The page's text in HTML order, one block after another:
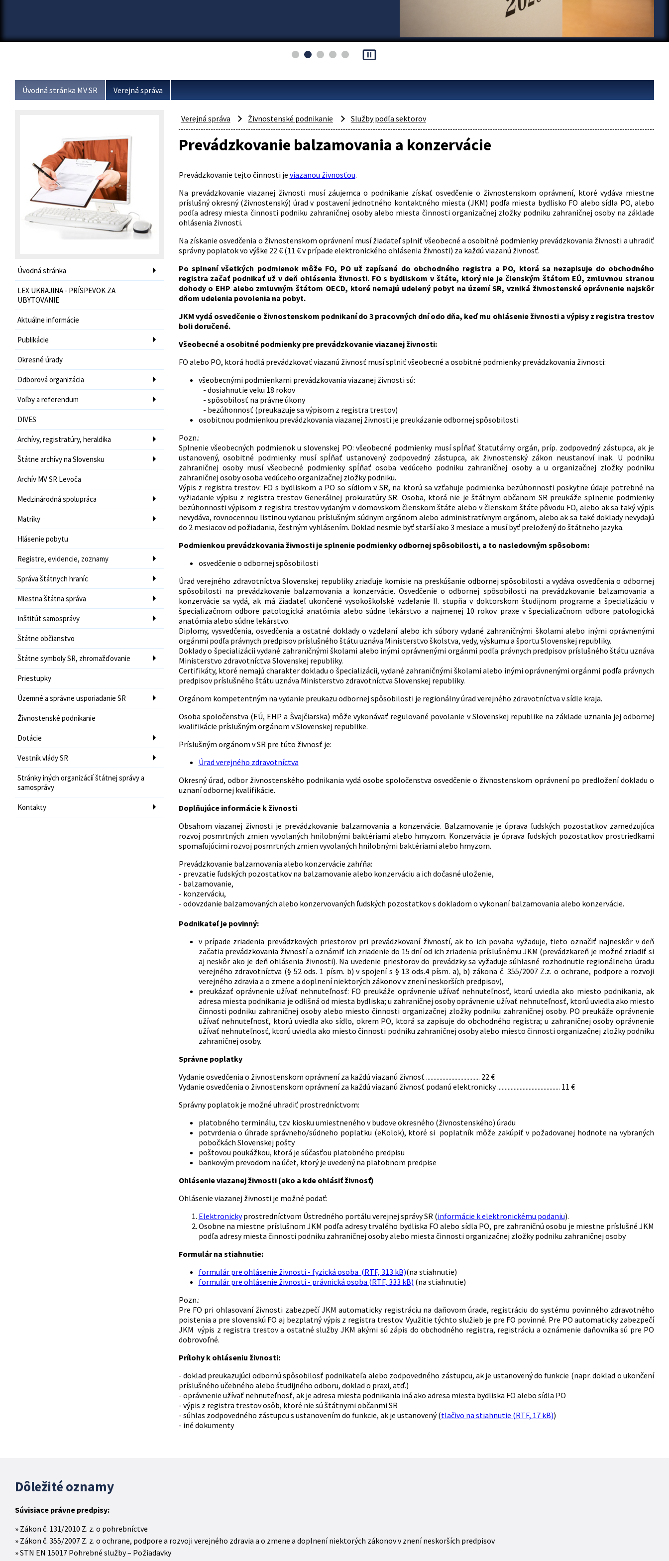
pause_presentation
Úvodná stránka MV SR Verejná správa
Úvodná stránka
LEX UKRAJINA - PRÍSPEVOK ZA
UBYTOVANIE
Aktuálne informácie
Publikácie
Okresné úrady
Odborová organizácia
Voľby a referendum
DIVES
Archívy, registratúry, heraldika
Štátne archívy na Slovensku
Archív MV SR Levoča
Medzinárodná spolupráca
Matriky
Hlásenie pobytu
Registre, evidencie, zoznamy
Správa štátnych hraníc
Miestna štátna správa
Inštitút samosprávy
Štátne občianstvo
Štátne symboly SR, zhromažďovanie
Priestupky
Územné a správne usporiadanie SR
Živnostenské podnikanie
Dotácie
Vestník vlády SR
Stránky iných organizácií štátnej správy a
samosprávy
Kontakty
Verejná správa Živnostenské podnikanie Služby podľa sektorov
Prevádzkovanie balzamovania a konzervácie
Prevádzkovanie tejto činnosti je viazanou živnosťou.
Na prevádzkovanie viazanej živnosti musí záujemca o podnikanie získať osvedčenie o živnostenskom oprávnení, ktoré vydáva miestne
príslušný okresný (živnostenský) úrad v postavení jednotného kontaktného miesta (JKM) podľa miesta bydlisko FO alebo sídla PO, alebo
podľa adresy miesta činnosti podniku zahraničnej osoby alebo miesta činnosti organizačnej zložky podniku zahraničnej osoby na základe
ohlásenia živnosti.
Na získanie osvedčenia o živnostenskom oprávnení musí žiadateľ splniť všeobecné a osobitné podmienky prevádzkovania živnosti a uhradiť
správny poplatok vo výške 22 € (11 € v prípade elektronického ohlásenia živnosti) za každú viazanú živnosť.
Po splnení všetkých podmienok môže FO, PO už zapísaná do obchodného registra a PO, ktorá sa nezapisuje do obchodného
registra začať podnikať už v deň ohlásenia živnosti. FO s bydliskom v štáte, ktorý nie je členským štátom EÚ, zmluvnou stranou
dohody o EHP alebo zmluvným štátom OECD, ktoré nemajú udelený pobyt na území SR, vzniká živnostenské oprávnenie najskôr
dňom udelenia povolenia na pobyt.
JKM vydá osvedčenie o živnostenskom podnikaní do 3 pracovných dní odo dňa, keď mu ohlásenie živnosti a výpisy z registra trestov
boli doručené.
Všeobecné a osobitné podmienky pre prevádzkovanie viazanej živnosti:
FO alebo PO, ktorá hodlá prevádzkovať viazanú živnosť musí splniť všeobecné a osobitné podmienky prevádzkovania živnosti:
všeobecnými podmienkami prevádzkovania viazanej živnosti sú:
- dosiahnutie veku 18 rokov
- spôsobilosť na právne úkony
- bezúhonnosť (preukazuje sa výpisom z registra trestov)
osobitnou podmienkou prevádzkovania viazanej živnosti je preukázanie odbornej spôsobilosti
Pozn.:
Splnenie všeobecných podmienok u slovenskej PO: všeobecné podmienky musí spĺňať štatutárny orgán, príp. zodpovedný zástupca, ak je
ustanovený, osobitné podmienky musí spĺňať ustanovený zodpovedný zástupca, ak živnostenský zákon neustanoví inak. U podniku
zahraničnej osoby musí všeobecné podmienky spĺňať osoba vedúceho podniku zahraničnej osoby a u organizačnej zložky podniku
zahraničnej osoby osoba vedúceho organizačnej zložky podniku.
Výpis z registra trestov: FO s bydliskom a PO so sídlom v SR, na ktorú sa vzťahuje podmienka bezúhonnosti poskytne údaje potrebné na
vyžiadanie výpisu z registra trestov Generálnej prokuratúry SR. Osoba, ktorá nie je štátnym občanom SR preukáže splnenie podmienky
bezúhonnosti výpisom z registra trestov vydaným v domovskom členskom štáte alebo v členskom štáte pôvodu FO, alebo ak sa taký výpis
nevydáva, rovnocennou listinou vydanou príslušným súdnym orgánom alebo administratívnym orgánom, alebo ak sa také doklady nevydajú
do 2 mesiacov od požiadania, čestným vyhlásením. Doklad nesmie byť starší ako 3 mesiace a musí byť preložený do štátneho jazyka.
Podmienkou prevádzkovania živnosti je splnenie podmienky odbornej spôsobilosti, a to nasledovným spôsobom:
osvedčenie o odbornej spôsobilosti
Úrad verejného zdravotníctva Slovenskej republiky zriaďuje komisie na preskúšanie odbornej spôsobilosti a vydáva osvedčenia o odbornej
spôsobilosti na prevádzkovanie balzamovania a konzervácie. Osvedčenie o odbornej spôsobilosti na prevádzkovanie balzamovania a
konzervácie sa vydá, ak má žiadateľ ukončené vysokoškolské vzdelanie II. stupňa v doktorskom študijnom programe a špecializáciu v
špecializačnom odbore patologická anatómia alebo súdne lekárstvo a najmenej 10 rokov praxe v špecializačnom odbore patologická
anatómia alebo súdne lekárstvo.
Diplomy, vysvedčenia, osvedčenia a ostatné doklady o vzdelaní alebo ich súbory vydané zahraničnými školami alebo inými oprávnenými
orgánmi podľa právnych predpisov príslušného štátu uznáva Ministerstvo školstva, vedy, výskumu a športu Slovenskej republiky.
Doklady o špecializácii vydané zahraničnými školami alebo inými oprávnenými orgánmi podľa právnych predpisov príslušného štátu uznáva
Ministerstvo zdravotníctva Slovenskej republiky.
Certifikáty, ktoré nemajú charakter dokladu o špecializácii, vydané zahraničnými školami alebo inými oprávnenými orgánmi podľa právnych
predpisov príslušného štátu uznáva Ministerstvo zdravotníctva Slovenskej republiky.
Orgánom kompetentným na vydanie preukazu odbornej spôsobilosti je regionálny úrad verejného zdravotníctva v sídle kraja.
Osoba spoločenstva (EÚ, EHP a Švajčiarska) môže vykonávať regulované povolanie v Slovenskej republike na základe uznania jej odbornej
kvalifikácie príslušným orgánom v Slovenskej republike.
Príslušným orgánom v SR pre túto živnosť je:
Úrad verejného zdravotníctva
Okresný úrad, odbor živnostenského podnikania vydá osobe spoločenstva osvedčenie o živnostenskom oprávnení po predložení dokladu o
uznaní odbornej kvalifikácie.
Doplňujúce informácie k živnosti
Obsahom viazanej živnosti je prevádzkovanie balzamovania a konzervácie. Balzamovanie je úprava ľudských pozostatkov zamedzujúca
rozvoj posmrtných zmien vyvolaných hnilobnými baktériami alebo hmyzom. Konzervácia je úprava ľudských pozostatkov prostriedkami
spomaľujúcimi rozvoj posmrtných zmien vyvolaných hnilobnými baktériami alebo hmyzom.
Prevádzkovanie balzamovania alebo konzervácie zahŕňa:
- prevzatie ľudských pozostatkov na balzamovanie alebo konzerváciu a ich dočasné uloženie,
- balzamovanie,
- konzerváciu,
- odovzdanie balzamovaných alebo konzervovaných ľudských pozostatkov s dokladom o vykonaní balzamovania alebo konzervácie.
Podnikateľ je povinný:
v prípade zriadenia prevádzkových priestorov pri prevádzkovaní živností, ak to ich povaha vyžaduje, tieto označiť najneskôr v deň
začatia prevádzkovania živností a oznámiť ich zriadenie do 15 dní od ich zriadenia príslušnému JKM (prevádzkareň je možné zriadiť si
aj neskôr ako je deň ohlásenia živnosti). Na uvedenie priestorov do prevádzky sa vyžaduje súhlasné rozhodnutie regionálneho úradu
verejného zdravotníctva (§ 52 ods. 1 písm. b) v spojení s § 13 ods.4 písm. a), b) zákona č. 355/2007 Z.z. o ochrane, podpore a rozvoji
verejného zdravia a o zmene a doplnení niektorých zákonov v znení neskorších predpisov),
preukázať oprávnenie užívať nehnuteľnosť: FO preukáže oprávnenie užívať nehnuteľnosť, ktorú uviedla ako miesto podnikania, ak
adresa miesta podnikania je odlišná od miesta bydliska; u zahraničnej osoby oprávnenie užívať nehnuteľnosť, ktorú uviedla ako miesto
činnosti podniku zahraničnej osoby alebo miesto činnosti organizačnej zložky podniku zahraničnej osoby. PO preukáže oprávnenie
užívať nehnuteľnosť, ktorú uviedla ako sídlo, okrem PO, ktorá sa zapisuje do obchodného registra; u zahraničnej osoby oprávnenie
užívať nehnuteľnosť, ktorú uviedla ako miesto činnosti podniku zahraničnej osoby alebo miesto činnosti organizačnej zložky podniku
zahraničnej osoby.
Správne poplatky
Vydanie osvedčenia o živnostenskom oprávnení za každú viazanú živnosť .................................... 22 €
Vydanie osvedčenia o živnostenskom oprávnení za každú viazanú živnosť podanú elektronicky .......................................... 11 €
Správny poplatok je možné uhradiť prostredníctvom:
platobného terminálu, tzv. kiosku umiestneného v budove okresného (živnostenského) úradu
potvrdenia o úhrade správneho/súdneho poplatku (eKolok), ktoré si poplatník môže zakúpiť v požadovanej hodnote na vybraných
pobočkách Slovenskej pošty
poštovou poukážkou, ktorá je súčasťou platobného predpisu
bankovým prevodom na účet, ktorý je uvedený na platobnom predpise
Ohlásenie viazanej živnosti (ako a kde ohlásiť živnosť)
Ohlásenie viazanej živnosti je možné podať:
Elektronickyprostredníctvom Ústredného portálu verejnej správy SR (informácie k elektronickému podaniu).
Osobne na miestne príslušnom JKM podľa adresy trvalého bydliska FO alebo sídla PO, pre zahraničnú osobu je miestne príslušné JKM
podľa adresy miesta činnosti podniku zahraničnej osoby alebo miesta činnosti organizačnej zložky podniku zahraničnej osoby
Formulár na stiahnutie:
formulár pre ohlásenie živnosti - fyzická osoba (RTF, 313 kB)(na stiahnutie)
formulár pre ohlásenie živnosti - právnická osoba (RTF, 333 kB) (na stiahnutie)
Pozn.:
Pre FO pri ohlasovaní živnosti zabezpečí JKM automaticky registráciu na daňovom úrade, registráciu do systému povinného zdravotného
poistenia a pre slovenskú FO aj bezplatný výpis z registra trestov. Využitie týchto služieb je pre FO povinné. Pre PO automaticky zabezpečí
JKM výpis z registra trestov a ostatné služby JKM akými sú zápis do obchodného registra, registráciu a oznámenie daňovníka sú pre PO
dobrovoľné.
Prílohy k ohláseniu živnosti:
- doklad preukazujúci odbornú spôsobilosť podnikateľa alebo zodpovedného zástupcu, ak je ustanovený do funkcie (napr. doklad o ukončení
príslušného učebného alebo študijného odboru, doklad o praxi, atď.)
- oprávnenie užívať nehnuteľnosť, ak je adresa miesta podnikania iná ako adresa miesta bydliska FO alebo sídla PO
- výpis z registra trestov osôb, ktoré nie sú štátnymi občanmi SR
- súhlas zodpovedného zástupcu s ustanovením do funkcie, ak je ustanovený (tlačivo na stiahnutie (RTF, 17 kB))
- iné dokumenty
Dôležité oznamy
Súvisiace právne predpisy:
Zákon č. 131/2010 Z. z. o pohrebníctve
Zákon č. 355/2007 Z. z. o ochrane, podpore a rozvoji verejného zdravia a o zmene a doplnení niektorých zákonov v znení neskorších predpisov
STN EN 15017 Pohrebné služby – Požiadavky